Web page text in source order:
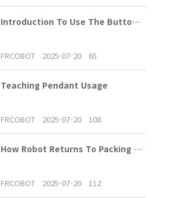
Introduction To Use The Button Box
FRCOBOT 2025-07-20 65
Teaching Pendant Usage
FRCOBOT 2025-07-20 108
How Robot Returns To Packing Position
FRCOBOT 2025-07-20 112